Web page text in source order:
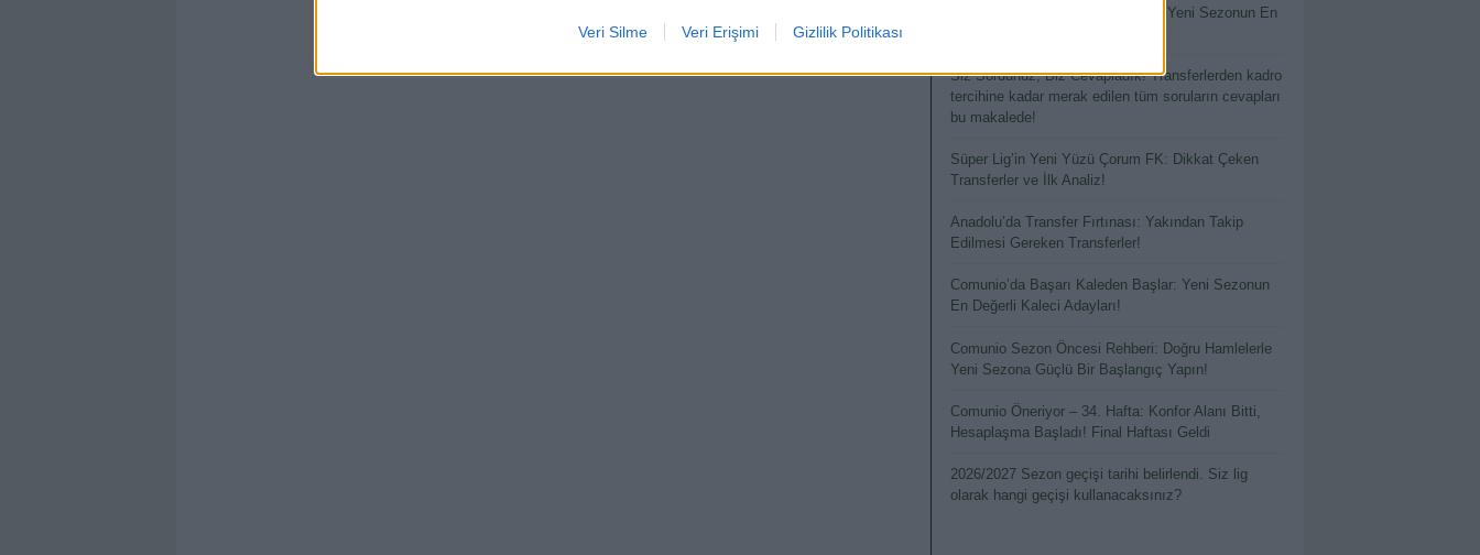
Veri Silme Veri Erişimi Gizlilik Politikası
Büyük İsimler, Büyük Beklentiler: Yeni Sezonun En
Siz Sordunuz, Biz Cevapladık! Transferlerden kadro
tercihine kadar merak edilen tüm soruların cevapları
bu makalede!
Süper Lig’in Yeni Yüzü Çorum FK: Dikkat Çeken
Transferler ve İlk Analiz!
Anadolu’da Transfer Fırtınası: Yakından Takip
Edilmesi Gereken Transferler!
Comunio’da Başarı Kaleden Başlar: Yeni Sezonun
En Değerli Kaleci Adayları!
Comunio Sezon Öncesi Rehberi: Doğru Hamlelerle
Yeni Sezona Güçlü Bir Başlangıç Yapın!
Comunio Öneriyor – 34. Hafta: Konfor Alanı Bitti,
Hesaplaşma Başladı! Final Haftası Geldi
2026/2027 Sezon geçişi tarihi belirlendi. Siz lig
olarak hangi geçişi kullanacaksınız?